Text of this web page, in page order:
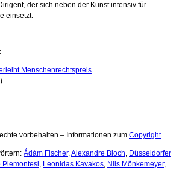
der sich neben der Kunst intensiv für
einsetzt.
Menschenrechtspreis
vorbehalten – Informationen zum Copyright
Ádám Fischer,Alexandre Bloch, Düsseldorfer
Piemontesi, Leonidas Kavakos, Nils Mönkemeyer,